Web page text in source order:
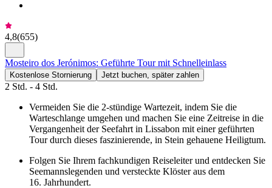
4,8(655)
Mosteiro dos Jerónimos: Geführte Tour mit Schnelleinlass
Kostenlose Stornierung Jetzt buchen, später zahlen
2 Std. - 4 Std.
Vermeiden Sie die 2-stündige Wartezeit, indem Sie die
Warteschlange umgehen und machen Sie eine Zeitreise in die
Vergangenheit der Seefahrt in Lissabon mit einer geführten
Tour durch dieses faszinierende, in Stein gehauene Heiligtum.
Folgen Sie Ihrem fachkundigen Reiseleiter und entdecken Sie
Seemannslegenden und versteckte Klöster aus dem
16. Jahrhundert.